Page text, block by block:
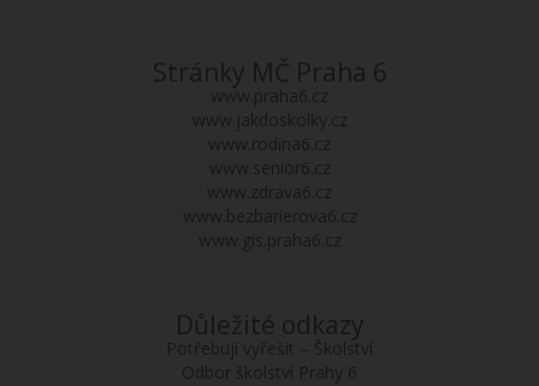
Stránky MČ Praha 6
www.praha6.cz
www.jakdoskolky.cz
www.rodina6.cz
www.senior6.cz
www.zdrava6.cz
www.bezbarierova6.cz
www.gis.praha6.cz
Důležité odkazy
Potřebuji vyřešit – Školství
Odbor školství Prahy 6